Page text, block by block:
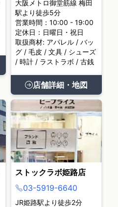
大阪メトロ御堂筋線 梅田
駅より徒歩5分
営業時間：10:00 - 19:00
定休日：日曜日・祝日
取扱商材: アパレル / バッ
グ / 毛皮 / 文具 / シューズ
/ 時計 / ラストラボ / 古銭
店舗詳細・地図
ストックラボ姫路店
03-5919-6640
JR姫路駅より徒歩2分